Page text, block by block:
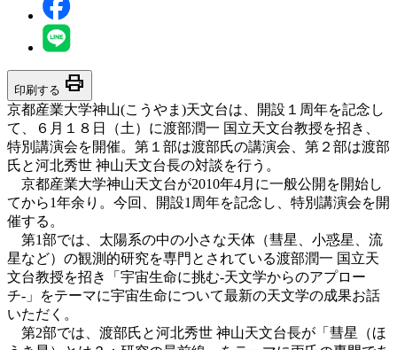
印刷する print
京都産業大学神山(こうやま)天文台は、開設１周年を記念し
て、６月１８日（土）に渡部潤一 国立天文台教授を招き、
特別講演会を開催。第１部は渡部氏の講演会、第２部は渡部
氏と河北秀世 神山天文台長の対談を行う。
京都産業大学神山天文台が2010年4月に一般公開を開始し
てから1年余り。今回、開設1周年を記念し、特別講演会を開
催する。
第1部では、太陽系の中の小さな天体（彗星、小惑星、流
星など）の観測的研究を専門とされている渡部潤一 国立天
文台教授を招き「宇宙生命に挑む-天文学からのアプロー
チ-」をテーマに宇宙生命について最新の天文学の成果お話
いただく。
第2部では、渡部氏と河北秀世 神山天文台長が「彗星（ほ